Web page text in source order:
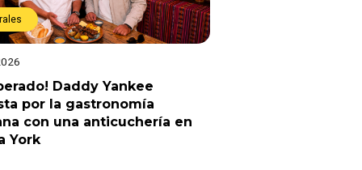
Daddy Yankee
por la gastronomía
con una anticuchería en
York